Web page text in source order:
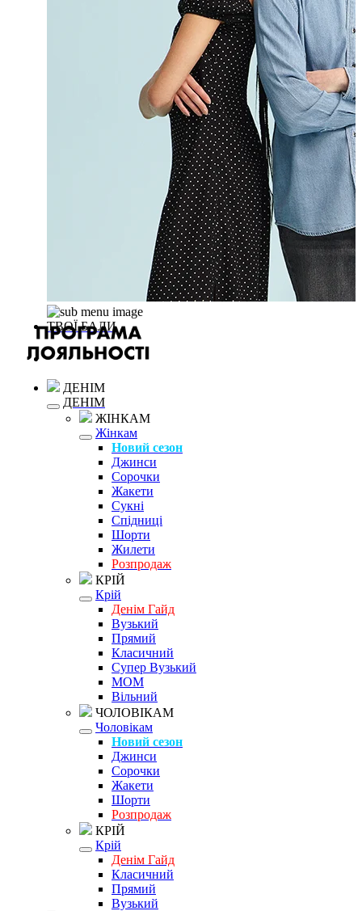
ТВОЇ БАЛИ
ДЕНІМ
ДЕНІМ
ЖІНКАМ
Жінкам
Новий сезон
Джинси
Сорочки
Жакети
Сукні
Спідниці
Шорти
Жилети
Розпродаж
КРІЙ
Крій
Денім Гайд
Вузький
Прямий
Класичний
Супер Вузький
MOM
Вільний
ЧОЛОВІКАМ
Чоловікам
Новий сезон
Джинси
Сорочки
Жакети
Шорти
Розпродаж
КРІЙ
Крій
Денім Гайд
Класичний
Прямий
Вузький